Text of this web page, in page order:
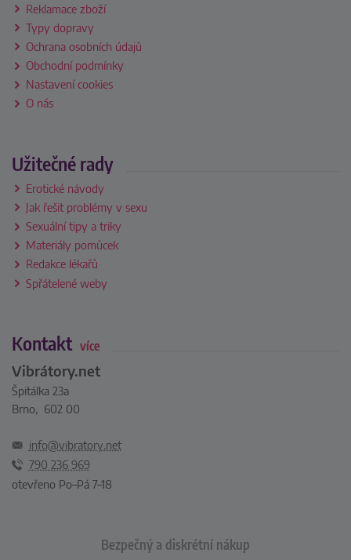
Reklamace zboží
Typy dopravy
Ochrana osobních údajů
Obchodní podmínky
Nastavení cookies
O nás
Užitečné rady
Erotické návody
Jak řešit problémy v sexu
Sexuální tipy a triky
Materiály pomůcek
Redakce lékařů
Spřátelené weby
Kontakt více
Vibrátory.net
Špitálka 23a
Brno, 602 00
info@vibratory.net
790 236 969
otevřeno Po–Pá 7–18
Bezpečný a diskrétní nákup